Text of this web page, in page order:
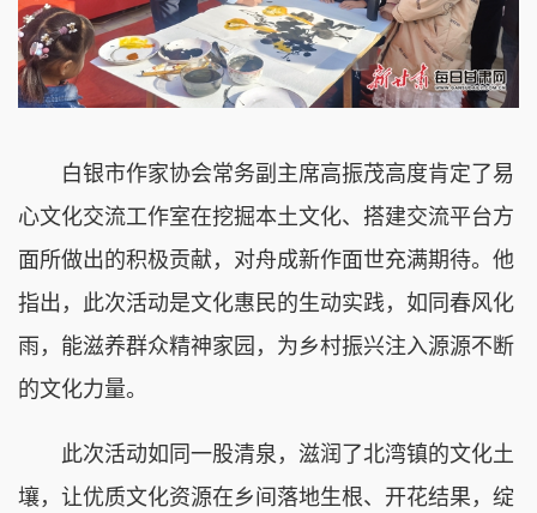
白银市作家协会常务副主席高振茂高度肯定了易
心文化交流工作室在挖掘本土文化、搭建交流平台方
面所做出的积极贡献，对舟成新作面世充满期待。他
指出，此次活动是文化惠民的生动实践，如同春风化
雨，能滋养群众精神家园，为乡村振兴注入源源不断
的文化力量。
此次活动如同一股清泉，滋润了北湾镇的文化土
壤，让优质文化资源在乡间落地生根、开花结果，绽